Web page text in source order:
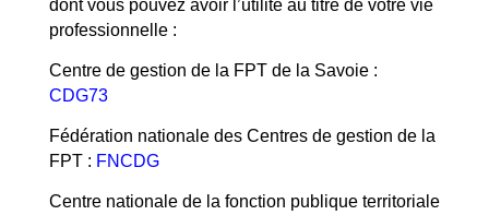
dont vous pouvez avoir l’utilité au titre de votre vie
professionnelle :
Centre de gestion de la FPT de la Savoie :
CDG73
Fédération nationale des Centres de gestion de la
FPT : FNCDG
Centre nationale de la fonction publique territoriale